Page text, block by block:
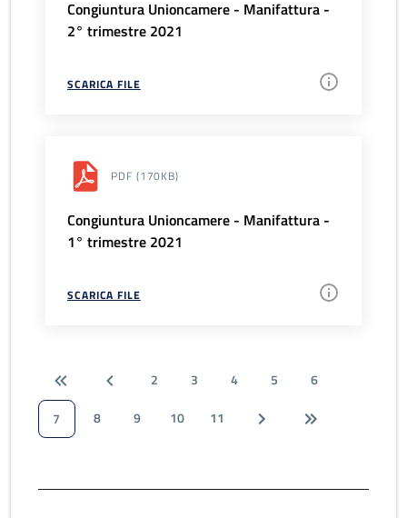
Congiuntura Unioncamere - Manifattura -
2° trimestre 2021
SCARICA FILE
PDF (170KB)
Congiuntura Unioncamere - Manifattura -
1° trimestre 2021
SCARICA FILE
2 3 4 5
6
7
8 9 10 11